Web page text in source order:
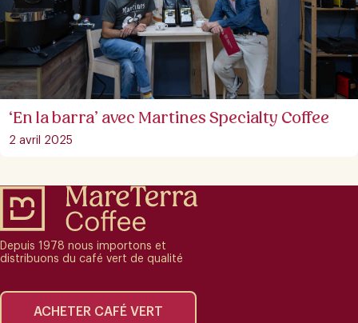
‘En la barra’ avec Martines Specialty Coffee
2 avril 2025
Depuis 1978 nous importons et
distribuons du café vert de qualité
ACHETER CAFÉ VERT